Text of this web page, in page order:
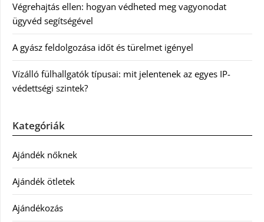
Végrehajtás ellen: hogyan védheted meg vagyonodat
ügyvéd segítségével
A gyász feldolgozása időt és türelmet igényel
Vízálló fülhallgatók típusai: mit jelentenek az egyes IP-
védettségi szintek?
Kategóriák
Ajándék nőknek
Ajándék ötletek
Ajándékozás